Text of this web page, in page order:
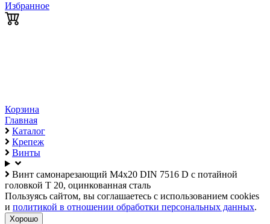
Избранное
Корзина
Главная
Каталог
Крепеж
Винты
Винт самонарезающий М4х20 DIN 7516 D с потайной
головкой T 20, оцинкованная сталь
Пользуясь сайтом, вы соглашаетесь с использованием cookies
и политикой в отношении обработки персональных данных.
Хорошо